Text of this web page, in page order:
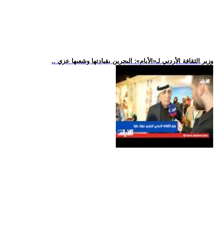
.. وزير الثقافة الأردني لـ«الأيام»: البحرين بقيادتها وشعبها عزي